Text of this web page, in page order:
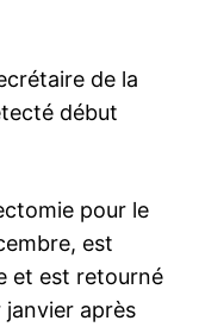
de la
début
pour le
est
et est retourné
janvier après